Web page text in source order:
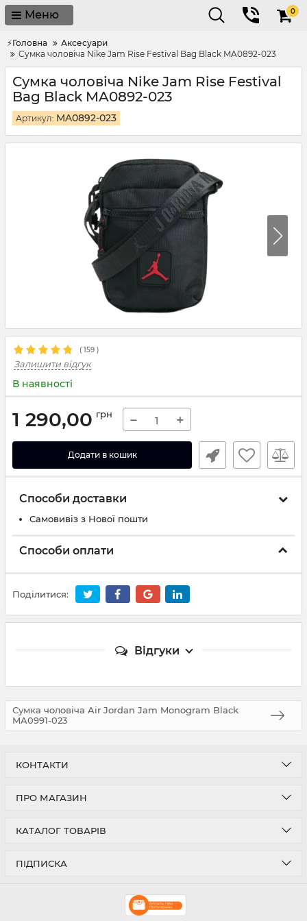
Меню 0
⚡Головна
Аксесуари
Сумка чоловіча Nike Jam Rise Festival Bag Black MA0892-023
Сумка чоловіча Nike Jam Rise Festival
Bag Black MA0892-023
Артикул: MA0892-023
( 159 )
Залишити відгук
В наявності
1 290,00 грн − +
Додати в кошик
Способи доставки
Самовивіз з Нової пошти
Способи оплати
Поділитися:
Відгуки
Сумка чоловіча Air Jordan Jam Monogram Black
MA0991-023
КОНТАКТИ
ПРО МАГАЗИН
КАТАЛОГ ТОВАРІВ
ПІДПИСКА